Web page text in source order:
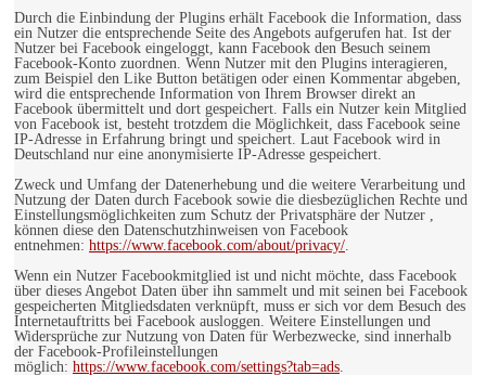
Durch die Einbindung der Plugins erhält Facebook die Information, dass
ein Nutzer die entsprechende Seite des Angebots aufgerufen hat. Ist der
Nutzer bei Facebook eingeloggt, kann Facebook den Besuch seinem
Facebook-Konto zuordnen. Wenn Nutzer mit den Plugins interagieren,
zum Beispiel den Like Button betätigen oder einen Kommentar abgeben,
wird die entsprechende Information von Ihrem Browser direkt an
Facebook übermittelt und dort gespeichert. Falls ein Nutzer kein Mitglied
von Facebook ist, besteht trotzdem die Möglichkeit, dass Facebook seine
IP-Adresse in Erfahrung bringt und speichert. Laut Facebook wird in
Deutschland nur eine anonymisierte IP-Adresse gespeichert.
Zweck und Umfang der Datenerhebung und die weitere Verarbeitung und
Nutzung der Daten durch Facebook sowie die diesbezüglichen Rechte und
Einstellungsmöglichkeiten zum Schutz der Privatsphäre der Nutzer ,
können diese den Datenschutzhinweisen von Facebook
entnehmen: https://www.facebook.com/about/privacy/
Wenn ein Nutzer Facebookmitglied ist und nicht möchte, dass Facebook
über dieses Angebot Daten über ihn sammelt und mit seinen bei Facebook
gespeicherten Mitgliedsdaten verknüpft, muss er sich vor dem Besuch des
Internetauftritts bei Facebook ausloggen. Weitere Einstellungen und
Widersprüche zur Nutzung von Daten für Werbezwecke, sind innerhalb
der Facebook-Profileinstellungen
möglich: https://www.facebook.com/settings?tab=ads